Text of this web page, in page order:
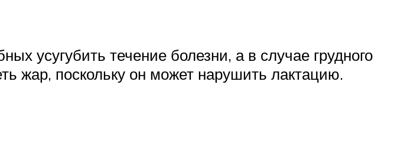
усугубить течение болезни, а в случае грудного
жар, поскольку он может нарушить лактацию.